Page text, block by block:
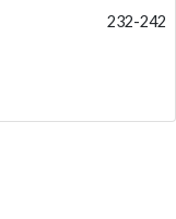
232-242